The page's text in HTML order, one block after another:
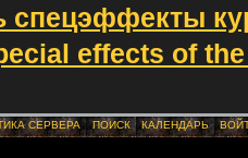
спецэффекты
effects of
СЕРВЕРА ПОИСК КАЛЕНДАРЬ